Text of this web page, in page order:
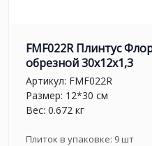
FMF022R Плинтус
обрезной 30x12x1,3
Артикул: FMF022R
Размер: 12*30 см
Вес: 0.672 кг
Плиток в упаковке: 9шт